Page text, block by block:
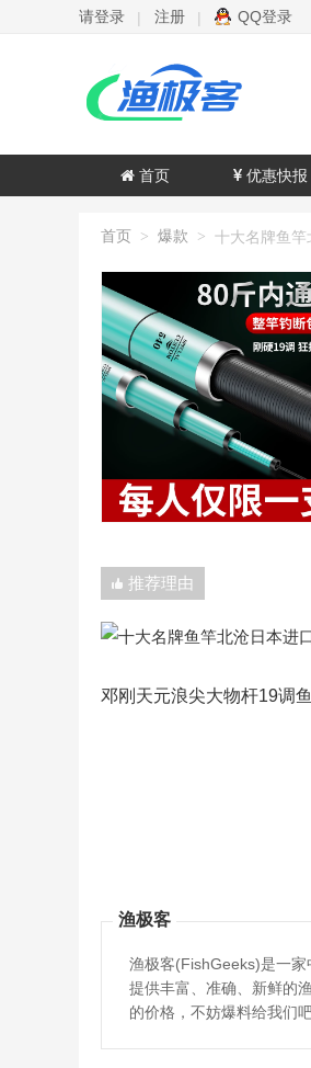
请登录 | 注册 | QQ登录
首页 优惠快报
首页 > 爆款 >
推荐理由
邓刚天元浪尖大物杆19调
渔极客
渔极客(FishGeeks)是一
提供丰富、准确、新鲜的
的价格，不妨爆料给我们